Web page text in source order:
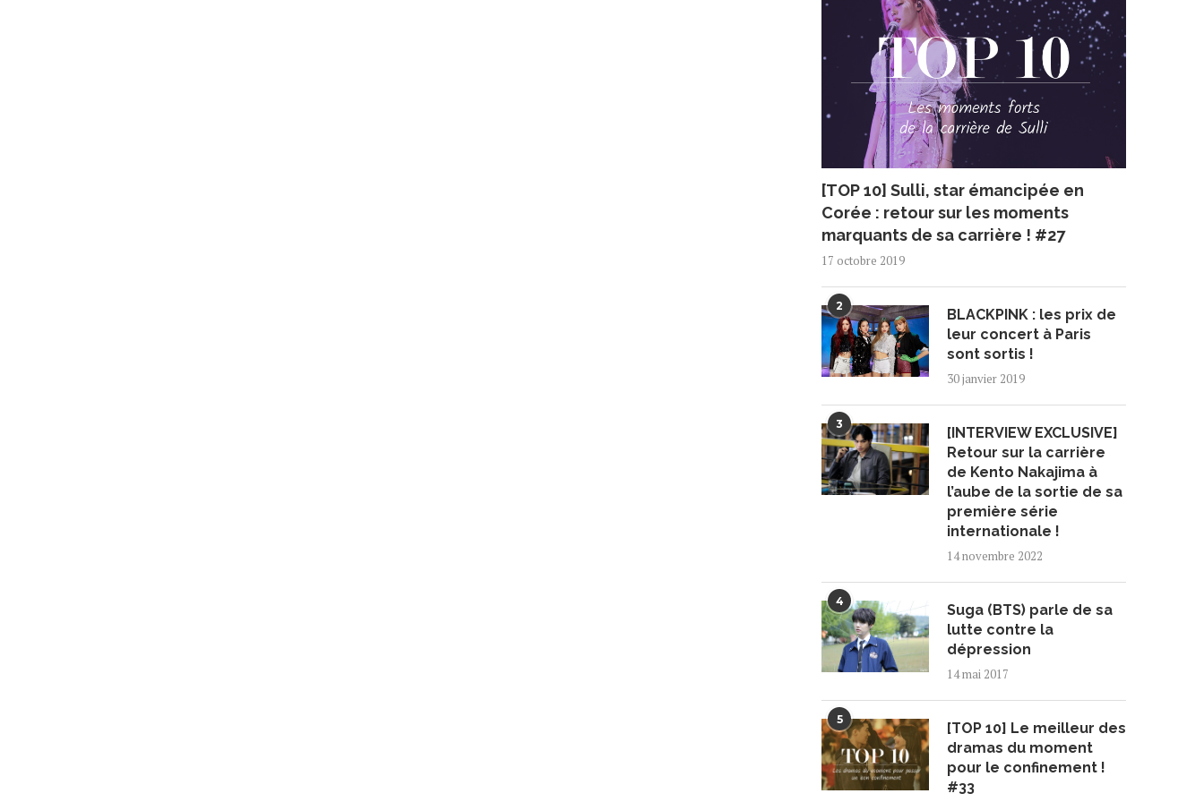
[TOP 10] Sulli, star émancipée en
Corée : retour sur les moments
marquants de sa carrière ! #27
17 octobre 2019
2
BLACKPINK : les prix de
leur concert à Paris
sont sortis !
30 janvier 2019
3
[INTERVIEW EXCLUSIVE]
Retour sur la carrière
de Kento Nakajima à
l’aube de la sortie de sa
première série
internationale !
14 novembre 2022
4
Suga (BTS) parle de sa
lutte contre la
dépression
14 mai 2017
5
[TOP 10] Le meilleur des
dramas du moment
pour le confinement !
#33